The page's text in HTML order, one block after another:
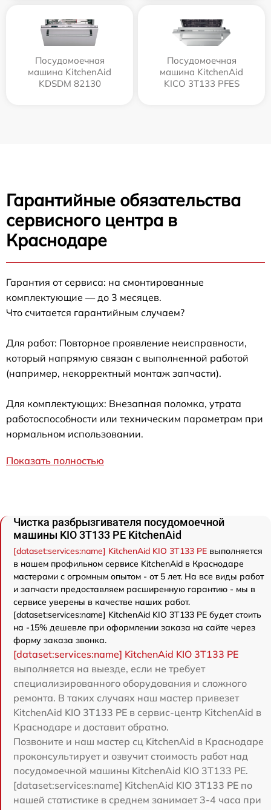
Посудомоечная
машина KitchenAid
KDSDM 82130
Посудомоечная
машина KitchenAid
KICO 3T133 PFES
Гарантийные обязательства
сервисного центра в
Краснодаре
Гарантия от сервиса: на смонтированные
комплектующие — до 3 месяцев.
Что считается гарантийным случаем?
Для работ: Повторное проявление неисправности,
который напрямую связан с выполненной работой
(например, некорректный монтаж запчасти).
Для комплектующих: Внезапная поломка, утрата
работоспособности или техническим параметрам при
нормальном использовании.
Показать полностью
Чистка разбрызгивателя посудомоечной
машины KIO 3T133 PE KitchenAid
[dataset:services:name] KitchenAid KIO 3T133 PE выполняется
в нашем профильном сервисе KitchenAid в Краснодаре
мастерами с огромным опытом - от 5 лет. На все виды работ
и запчасти предоставляем расширенную гарантию - мы в
сервисе уверены в качестве наших работ.
[dataset:services:name] KitchenAid KIO 3T133 PE будет стоить
на -15% дешевле при оформлении заказа на сайте через
форму заказа звонка.
[dataset:services:name] KitchenAid KIO 3T133 PE
выполняется на выезде, если не требует
специализированного оборудования и сложного
ремонта. В таких случаях наш мастер привезет
KitchenAid KIO 3T133 PE в сервис-центр KitchenAid в
Краснодаре и доставит обратно.
Позвоните и наш мастер сц KitchenAid в Краснодаре
проконсультирует и озвучит стоимость работ над
посудомоечной машины KitchenAid KIO 3T133 PE.
[dataset:services:name] KitchenAid KIO 3T133 PE по
нашей статистике в среднем занимает 3-4 часа при